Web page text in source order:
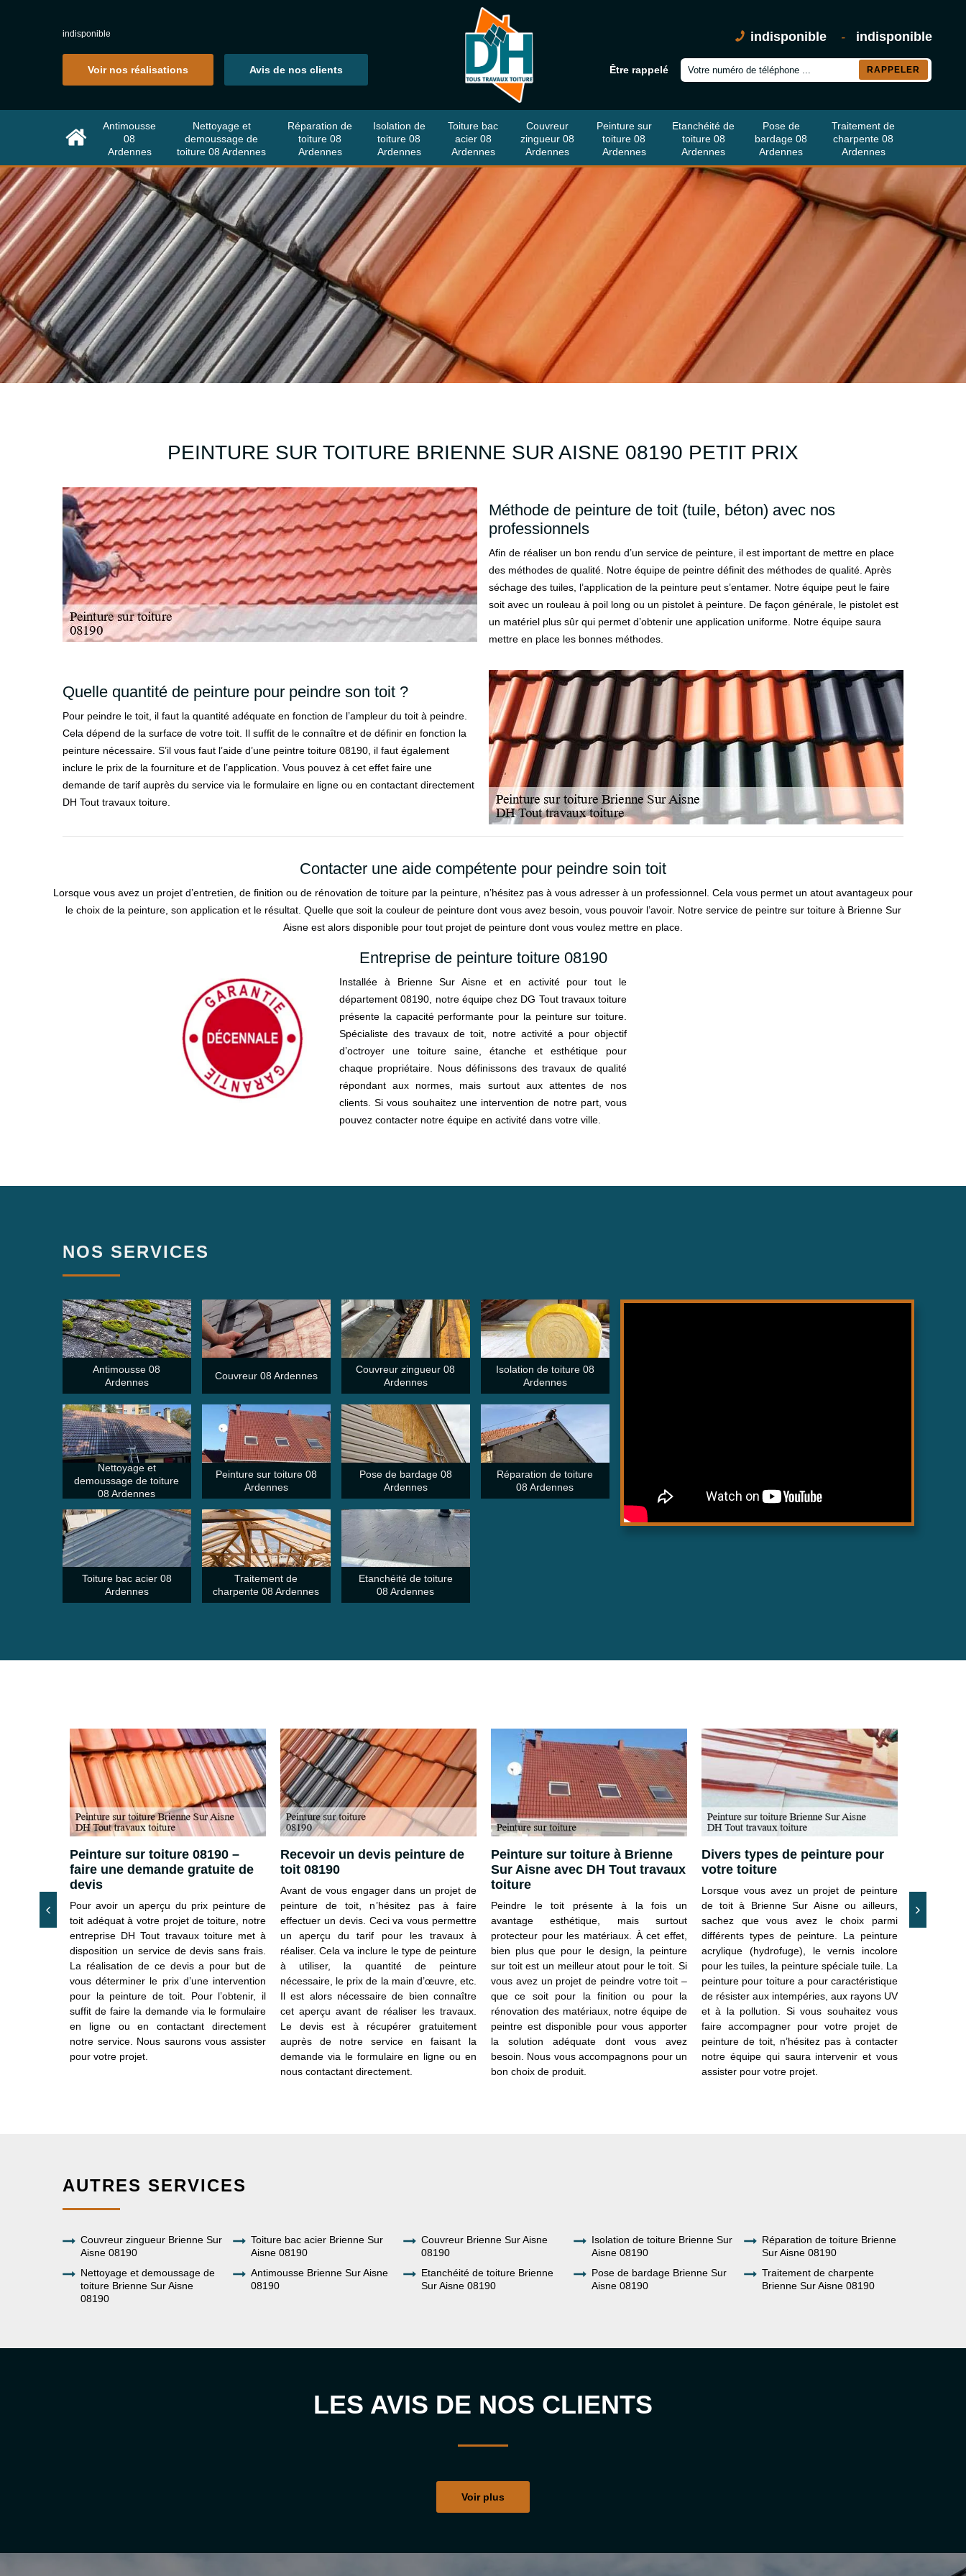
indisponible
Voir nos réalisations Avis de nos clients
indisponible - indisponible
Être rappelé
Antimousse
08
Ardennes
Nettoyage et
demoussage de
toiture 08 Ardennes
Réparation de
toiture 08
Ardennes
Isolation de
toiture 08
Ardennes
Toiture bac
acier 08
Ardennes
Couvreur
zingueur 08
Ardennes
Peinture sur
toiture 08
Ardennes
Etanchéité de
toiture 08
Ardennes
Pose de
bardage 08
Ardennes
Traitement de
charpente 08
Ardennes
PEINTURE SUR TOITURE BRIENNE SUR AISNE 08190 PETIT PRIX
Méthode de peinture de toit (tuile, béton) avec nos
professionnels
Afin de réaliser un bon rendu d’un service de peinture, il est important de mettre en place
des méthodes de qualité. Notre équipe de peintre définit des méthodes de qualité. Après
séchage des tuiles, l’application de la peinture peut s’entamer. Notre équipe peut le faire
soit avec un rouleau à poil long ou un pistolet à peinture. De façon générale, le pistolet est
un matériel plus sûr qui permet d’obtenir une application uniforme. Notre équipe saura
mettre en place les bonnes méthodes.
Quelle quantité de peinture pour peindre son toit ?
Pour peindre le toit, il faut la quantité adéquate en fonction de l’ampleur du toit à peindre.
Cela dépend de la surface de votre toit. Il suffit de le connaître et de définir en fonction la
peinture nécessaire. S’il vous faut l’aide d’une peintre toiture 08190, il faut également
inclure le prix de la fourniture et de l’application. Vous pouvez à cet effet faire une
demande de tarif auprès du service via le formulaire en ligne ou en contactant directement
DH Tout travaux toiture.
Contacter une aide compétente pour peindre soin toit
Lorsque vous avez un projet d’entretien, de finition ou de rénovation de toiture par la peinture, n’hésitez pas à vous adresser à un professionnel. Cela vous permet un atout avantageux pour
le choix de la peinture, son application et le résultat. Quelle que soit la couleur de peinture dont vous avez besoin, vous pouvoir l’avoir. Notre service de peintre sur toiture à Brienne Sur
Aisne est alors disponible pour tout projet de peinture dont vous voulez mettre en place.
Entreprise de peinture toiture 08190
Installée à Brienne Sur Aisne et en activité pour tout le
département 08190, notre équipe chez DG Tout travaux toiture
présente la capacité performante pour la peinture sur toiture.
Spécialiste des travaux de toit, notre activité a pour objectif
d’octroyer une toiture saine, étanche et esthétique pour
chaque propriétaire. Nous définissons des travaux de qualité
répondant aux normes, mais surtout aux attentes de nos
clients. Si vous souhaitez une intervention de notre part, vous
pouvez contacter notre équipe en activité dans votre ville.
NOS SERVICES
Antimousse 08
Ardennes
Couvreur 08 Ardennes
Couvreur zingueur 08
Ardennes
Isolation de toiture 08
Ardennes
Nettoyage et
demoussage de toiture
08 Ardennes
Peinture sur toiture 08
Ardennes
Pose de bardage 08
Ardennes
Réparation de toiture
08 Ardennes
Toiture bac acier 08
Ardennes
Traitement de
charpente 08 Ardennes
Etanchéité de toiture
08 Ardennes
de
résultat si
Peinture sur toiture 08190 –
faire une demande gratuite de
devis
Pour avoir un aperçu du prix peinture de
toit adéquat à votre projet de toiture, notre
entreprise DH Tout travaux toiture met à
disposition un service de devis sans frais.
La réalisation de ce devis a pour but de
vous déterminer le prix d’une intervention
pour la peinture de toit. Pour l’obtenir, il
suffit de faire la demande via le formulaire
en ligne ou en contactant directement
notre service. Nous saurons vous assister
pour votre projet.
Recevoir un devis peinture de
toit 08190
Avant de vous engager dans un projet de
peinture de toit, n’hésitez pas à faire
effectuer un devis. Ceci va vous permettre
un aperçu du tarif pour les travaux à
réaliser. Cela va inclure le type de peinture
à utiliser, la quantité de peinture
nécessaire, le prix de la main d’œuvre, etc.
Il est alors nécessaire de bien connaître
cet aperçu avant de réaliser les travaux.
Le devis est à récupérer gratuitement
auprès de notre service en faisant la
demande via le formulaire en ligne ou en
nous contactant directement.
Peinture sur toiture à Brienne
Sur Aisne avec DH Tout travaux
toiture
Peindre le toit présente à la fois un
avantage esthétique, mais surtout
protecteur pour les matériaux. À cet effet,
bien plus que pour le design, la peinture
sur toit est un meilleur atout pour le toit. Si
vous avez un projet de peindre votre toit –
que ce soit pour la finition ou pour la
rénovation des matériaux, notre équipe de
peintre est disponible pour vous apporter
la solution adéquate dont vous avez
besoin. Nous vous accompagnons pour un
bon choix de produit.
Divers types de peinture pour
votre toiture
Lorsque vous avez un projet de peinture
de toit à Brienne Sur Aisne ou ailleurs,
sachez que vous avez le choix parmi
différents types de peinture. La peinture
acrylique (hydrofuge), le vernis incolore
pour les tuiles, la peinture spéciale tuile. La
peinture pour toiture a pour caractéristique
de résister aux intempéries, aux rayons UV
et à la pollution. Si vous souhaitez vous
faire accompagner pour votre projet de
peinture de toit, n’hésitez pas à contacter
notre équipe qui saura intervenir et vous
assister pour votre projet.
Vous
sur
AUTRES SERVICES
Couvreur zingueur Brienne Sur
Aisne 08190
Toiture bac acier Brienne Sur
Aisne 08190
Couvreur Brienne Sur Aisne
08190
Isolation de toiture Brienne Sur
Aisne 08190
Réparation de toiture Brienne
Sur Aisne 08190
Nettoyage et demoussage de
toiture Brienne Sur Aisne
08190
Antimousse Brienne Sur Aisne
08190
Etanchéité de toiture Brienne
Sur Aisne 08190
Pose de bardage Brienne Sur
Aisne 08190
Traitement de charpente
Brienne Sur Aisne 08190
LES AVIS DE NOS CLIENTS
Voir plus